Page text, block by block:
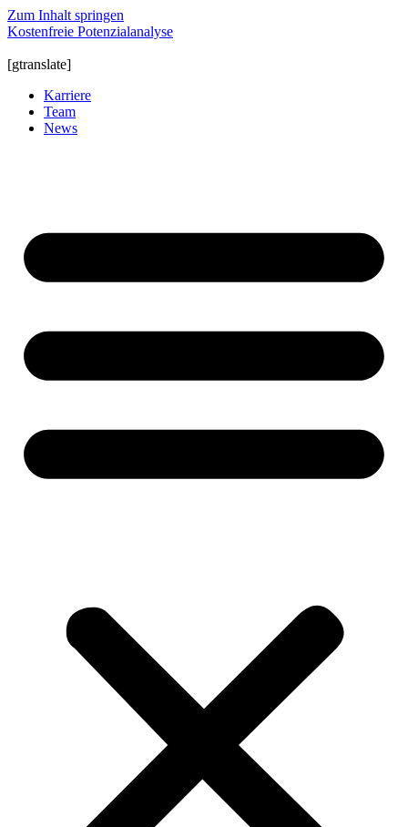
Zum Inhalt springen
Kostenfreie Potenzialanalyse
[gtranslate]
Karriere
Team
News